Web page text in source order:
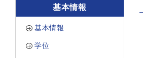
基本情報
基本情報
学位